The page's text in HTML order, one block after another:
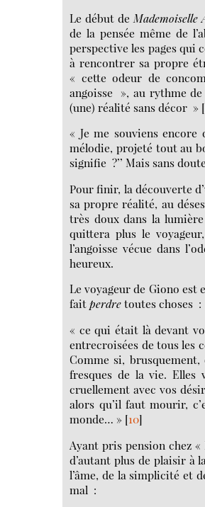
Le début de Mademoiselle
de la pensée même de
perspective les pages qui
à rencontrer sa propre
« cette odeur de
angoisse », au rythme
(une) réalité sans décor » [
« Je me souviens
mélodie, projeté tout au
signifie ?’’ Mais sans
Pour finir, la découverte
sa propre réalité, au
très doux dans la
quittera plus le
l’angoisse vécue dans
heureux.
Le voyageur de Giono est
faitperdretoutes choses :
« ce qui était là devant
entrecroisées de tous les
Comme si,
fresques de la vie. Elles
cruellement avec vos
alors qu’il faut mourir,
monde… » [10]
Ayant pris pension chez
d’autant plus de plaisir à
l’âme, de la simplicité et
mal :